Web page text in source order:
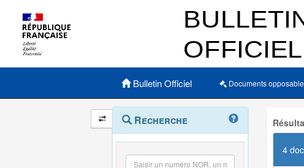
Menu principal
Bulletin Officiel Documents
Navigation
et
outils
annexes
Menu
contextuel
Recherche
4